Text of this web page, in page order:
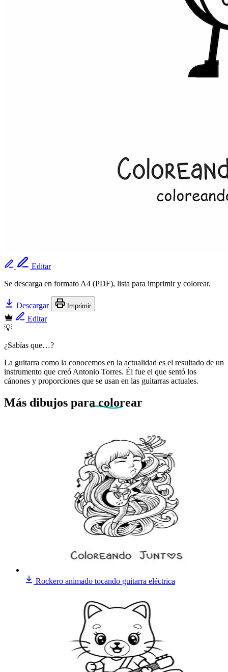
Editar
Se descarga en formato A4 (PDF), lista para imprimir y colorear.
Descargar Imprimir
Editar
💡
¿Sabías que…?
La guitarra como la conocemos en la actualidad es el resultado de un
instrumento que creó Antonio Torres. Él fue el que sentó los
cánones y proporciones que se usan en las guitarras actuales.
Más dibujos para colorear
Rockero animado tocando guitarra eléctrica